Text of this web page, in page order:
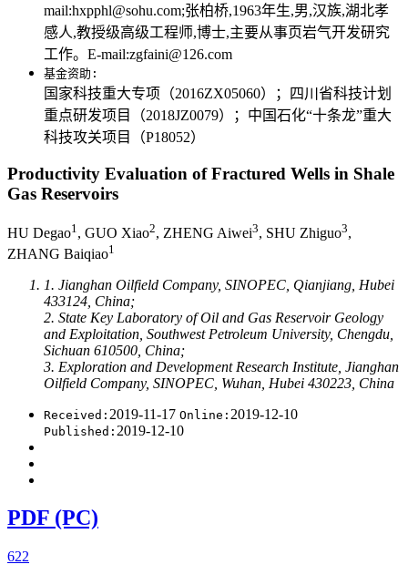
mail:hxpphl@sohu.com;张柏桥,1963年生,男,汉族,湖北孝
感人,教授级高级工程师,博士,主要从事页岩气开发研究
工作。E-mail:zgfaini@126.com
基金资助:
国家科技重大专项（2016ZX05060）；四川省科技计划
重点研发项目（2018JZ0079）；中国石化“十条龙”重大
科技攻关项目（P18052）
Productivity Evaluation of Fractured Wells in Shale
Gas Reservoirs
HU Degao1 , GUO Xiao2, ZHENG Aiwei3, SHU Zhiguo3,
ZHANG Baiqiao1
1. Jianghan Oilfield Company, SINOPEC, Qianjiang, Hubei
433124, China;
2. State Key Laboratory of Oil and Gas Reservoir Geology
and Exploitation, Southwest Petroleum University, Chengdu,
Sichuan 610500, China;
3. Exploration and Development Research Institute, Jianghan
Oilfield Company, SINOPEC, Wuhan, Hubei 430223, China
Received: 2019-11-17 Online: 2019-12-10
Published: 2019-12-10
PDF (PC)
622